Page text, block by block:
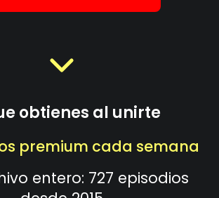
obtienes al unirte
premium cada semana
entero: 727 episodios